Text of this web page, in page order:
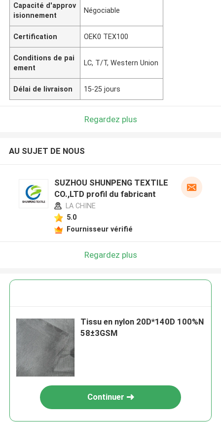
Capacité d'approv
isionnement
Négociable
Certification OEK0 TEX100
Conditions de pai
ement
LC, T/T, Western Union
Délai de livraison 15-25 jours
Regardez plus
AU SUJET DE NOUS
SUZHOU SHUNPENG TEXTILE
CO.,LTD profil du fabricant
LA CHINE
5.0
Fournisseur vérifié
Regardez plus
Tissu en nylon 20D*140D 100%N
58±3GSM
Continuer